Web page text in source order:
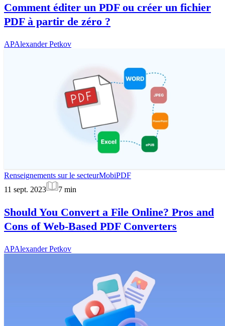
Comment éditer un PDF ou créer un fichier
PDF à partir de zéro ?
APAlexander Petkov
Renseignements sur le secteurMobiPDF
11 sept. 2023
7 min
Should You Convert a File Online? Pros and
Cons of Web-Based PDF Converters
APAlexander Petkov